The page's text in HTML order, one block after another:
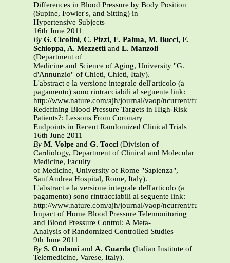
Differences in Blood Pressure by Body Position
(Supine, Fowler's, and Sitting) in
Hypertensive Subjects
16th June 2011
By G. Cicolini, C. Pizzi, E. Palma, M. Bucci, F.
Schioppa, A. Mezzetti and L. Manzoli
(Department of
Medicine and Science of Aging, University "G.
d'Annunzio" of Chieti, Chieti, Italy).
L'abstract e la versione integrale dell'articolo (a
pagamento) sono rintracciabili al seguente link:
http://www.nature.com/ajh/journal/vaop/ncurrent/full/
Redefining Blood Pressure Targets in High-Risk
Patients?: Lessons From Coronary
Endpoints in Recent Randomized Clinical Trials
16th June 2011
By M. Volpe and G. Tocci (Division of
Cardiology, Department of Clinical and Molecular
Medicine, Faculty
of Medicine, University of Rome "Sapienza",
Sant'Andrea Hospital, Rome, Italy).
L'abstract e la versione integrale dell'articolo (a
pagamento) sono rintracciabili al seguente link:
http://www.nature.com/ajh/journal/vaop/ncurrent/full/
Impact of Home Blood Pressure Telemonitoring
and Blood Pressure Control: A Meta-
Analysis of Randomized Controlled Studies
9th June 2011
By S. Omboni and A. Guarda (Italian Institute of
Telemedicine, Varese, Italy).